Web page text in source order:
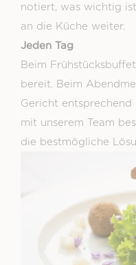
notiert, was wichtig
an die Küche weiter.
Jeden Tag
Beim
bereit. Beim
Gericht entsprechend
mit unserem Team
die bestmögliche